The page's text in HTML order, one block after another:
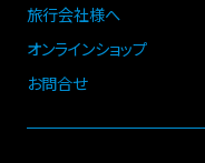
旅行会社様へ
オンラインショップ
お問合せ